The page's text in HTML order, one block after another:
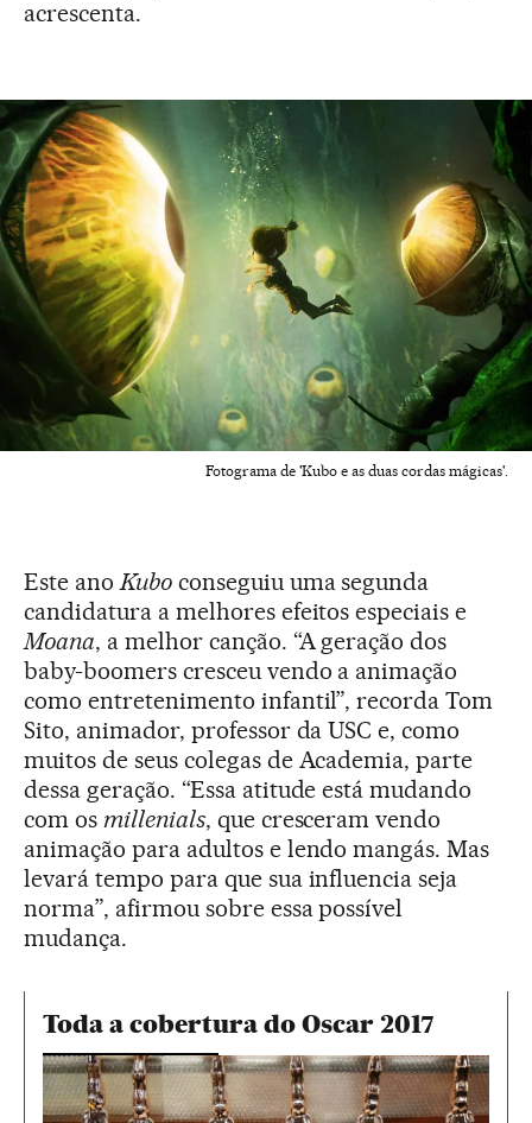
acrescenta.
Fotograma de 'Kubo e as duas cordas mágicas'.
Este anoKuboconseguiu uma segunda
candidatura a melhores efeitos especiais e
Moana, a melhor canção. “A geração dos
baby-boomers cresceu vendo a animação
como entretenimento infantil”, recorda Tom
Sito, animador, professor da USC e, como
muitos de seus colegas de Academia, parte
dessa geração. “Essa atitude está mudando
com os millenials, que cresceram vendo
animação para adultos e lendo mangás. Mas
levará tempo para que sua influencia seja
norma”, afirmou sobre essa possível
mudança.
Toda a cobertura do Oscar 2017